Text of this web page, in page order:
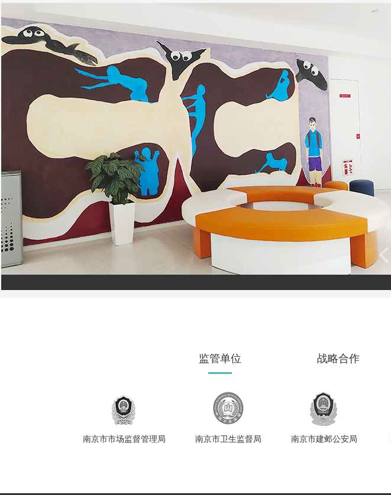
监管单位 战略合作
南京市市场监督管理局 南京市卫生监督局 南京市建邺公安局